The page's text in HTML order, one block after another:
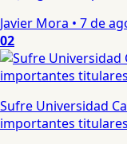
Javier Mora • 7 de
02
Sufre Universidad
importantes